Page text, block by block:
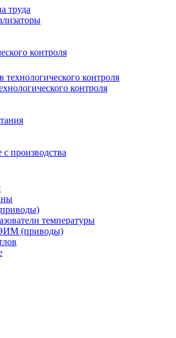
труда
контроля
технологического контроля
контроля
производства
температуры
ЭИМ (приводы)